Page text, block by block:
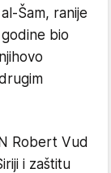
Šam, ranije
bio
Robert Vud
i zaštitu